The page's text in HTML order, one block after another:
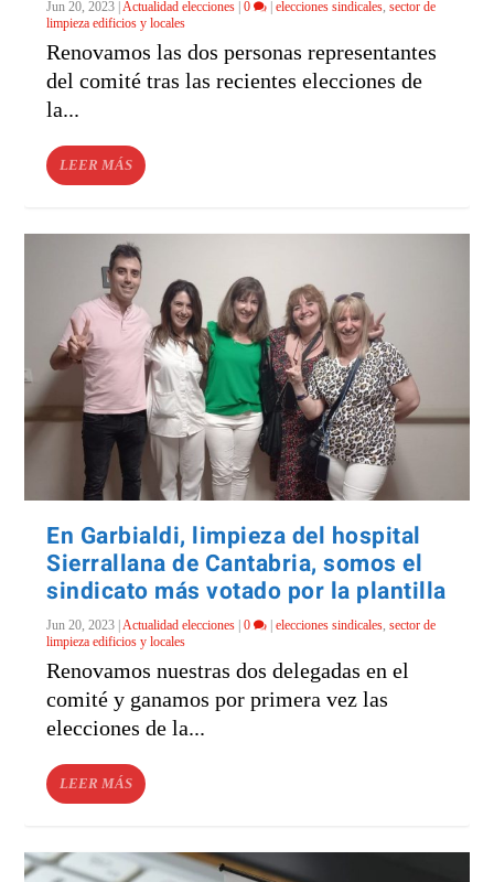
Jun 20, 2023 |Actualidad elecciones |0 |elecciones sindicales,sector de
limpieza edificios y locales
Renovamos las dos personas representantes
del comité tras las recientes elecciones de
la...
LEER MÁS
En Garbialdi, limpieza del hospital
Sierrallana de Cantabria, somos el
sindicato más votado por la plantilla
Jun 20, 2023 | Actualidad elecciones |0 |elecciones sindicales ,sector de
limpieza edificios y locales
Renovamos nuestras dos delegadas en el
comité y ganamos por primera vez las
elecciones de la...
LEER MÁS